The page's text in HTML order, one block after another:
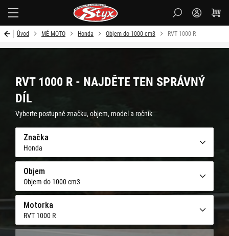
Úvod MÉ MOTO Honda Objem do 1000 cm3 RVT 1000 R
RVT 1000 R - NAJDĚTE TEN SPRÁVNÝ
DÍL
Vyberte postupně značku, objem, model a ročník
Značka
Honda
Objem
Objem do 1000 cm3
Motorka
RVT 1000 R